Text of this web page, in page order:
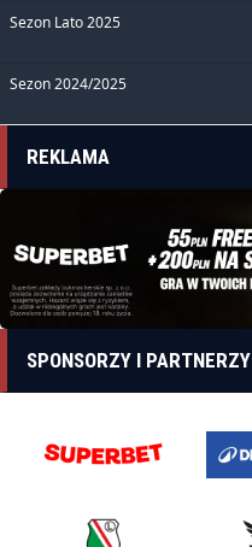
Sezon Lato 2025
Sezon 2024/2025
REKLAMA
SPONSORZY I PARTNERZY